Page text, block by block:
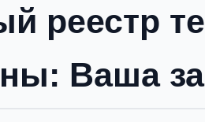
реестр
Ваша